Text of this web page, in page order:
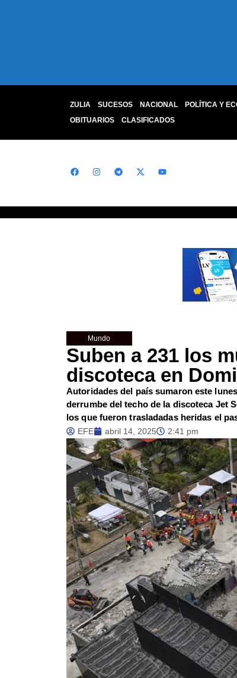
ZULIA SUCESOS NACIONAL POLÍTICA Y
OBITUARIOS
CLASIFICADOS
Mundo
Suben a 231 los
discoteca en
Autoridades del país sumaron este
derrumbe del techo de la discoteca Jet
los que fueron trasladadas heridas el
EFE abril 14, 2025 2:41 pm